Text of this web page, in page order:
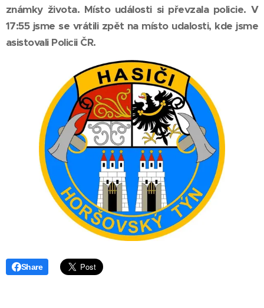
známky života. Místo události si převzala policie. V
17:55 jsme se vrátili zpět na místo udalosti, kde jsme
asistovali Policii ČR.
Share